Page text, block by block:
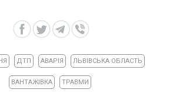
ДТП АВАРІЯ ЛЬВІВСЬКА ОБЛАСТЬ
ВАНТАЖІВКА ТРАВМИ